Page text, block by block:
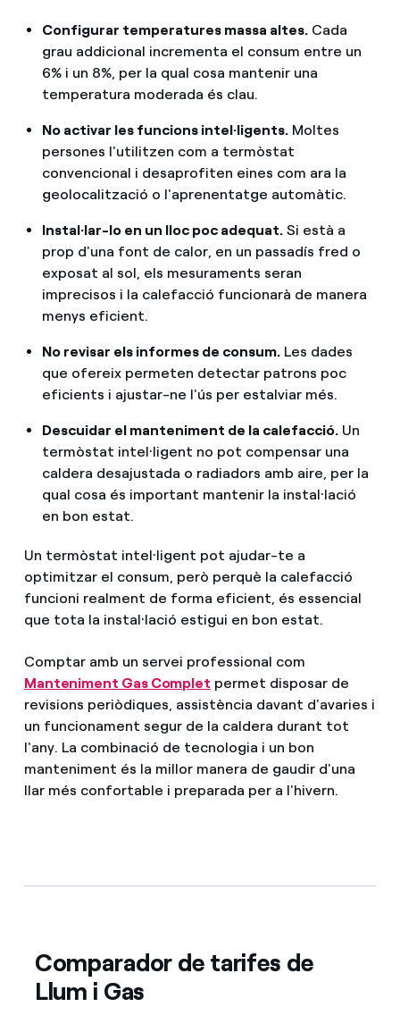
Configurar temperatures massa altes.Cada
grau addicional incrementa el consum entre un
6% i un 8%, per la qual cosa mantenir una
temperatura moderada és clau.
No activar les funcions intel·ligents.Moltes
persones l'utilitzen com a termòstat
convencional i desaprofiten eines com ara la
geolocalització o l'aprenentatge automàtic.
Instal·lar-lo en un lloc poc adequat.Si està a
prop d'una font de calor, en un passadís fred o
exposat al sol, els mesuraments seran
imprecisos i la calefacció funcionarà de manera
menys eficient.
No revisar els informes de consum.Les dades
que ofereix permeten detectar patrons poc
eficients i ajustar-ne l'ús per estalviar més.
Descuidar el manteniment de la calefacció.Un
termòstat intel·ligent no pot compensar una
caldera desajustada o radiadors amb aire, per la
qual cosa és important mantenir la instal·lació
en bon estat.
Un termòstat intel·ligent pot ajudar-te a
optimitzar el consum, però perquè la calefacció
funcioni realment de forma eficient, és essencial
que tota la instal·lació estigui en bon estat.
Comptar amb un servei professional com
Manteniment Gas Complet permet disposar de
revisions periòdiques, assistència davant d'avaries i
un funcionament segur de la caldera durant tot
l'any. La combinació de tecnologia i un bon
manteniment és la millor manera de gaudir d'una
llar més confortable i preparada per a l'hivern.
Comparador de tarifes de
Llum i Gas